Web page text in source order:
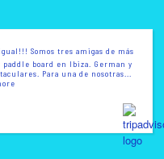
Somos tres amigas de más
board en Ibiza. German y
Para una de nosotras